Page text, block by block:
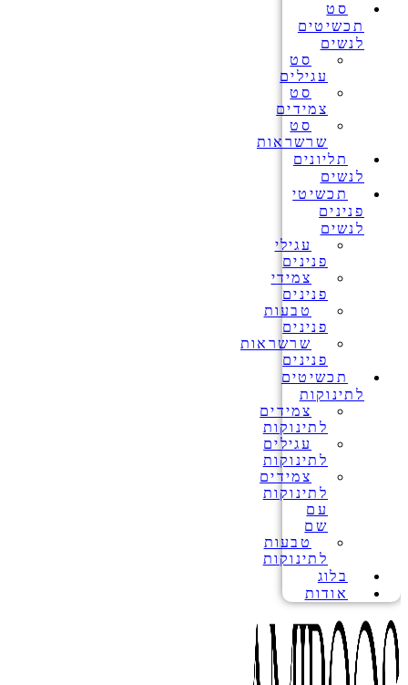
סט
תכשיטים
לנשים
סט
עגילים
סט
צמידים
סט
שרשראות
תליונים
לנשים
תכשיטי
פנינים
לנשים
עגילי
פנינים
צמידי
פנינים
טבעות
פנינים
שרשראות
פנינים
תכשיטים
לתינוקות
צמידים
לתינוקות
עגילים
לתינוקות
צמידים
לתינוקות
עם
שם
טבעות
לתינוקות
בלוג
אודות